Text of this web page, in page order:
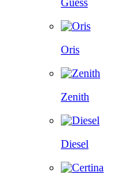
Guess
Oris
Zenith
Diesel